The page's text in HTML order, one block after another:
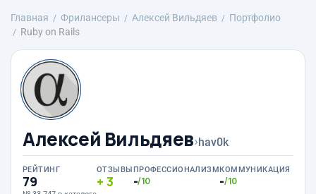
Главная Фрилансеры Алексей Вильдяев
Портфолио
Ruby on Rails
Алексей Вильдяев›hav0k
РЕЙТИНГ
79
ОТЗЫВЫ
3
ПРОФЕССИОНАЛИЗМ
-/10
КОММУНИКАЦИЯ
-/10